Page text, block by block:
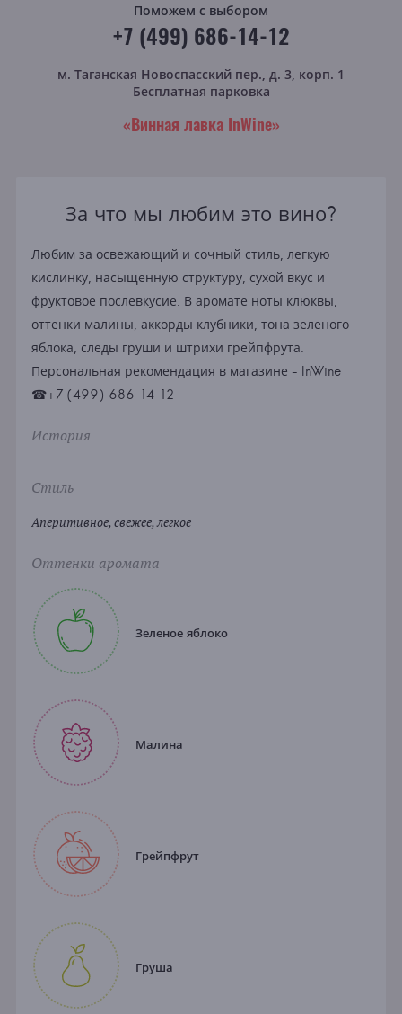
Поможем с выбором
+7 (499) 686-14-12
м. Таганская Новоспасский пер., д. 3, корп. 1
Бесплатная парковка
«Винная лавка InWine»
За что мы любим это вино?
Любим за освежающий и сочный стиль, легкую
кислинку, насыщенную структуру, сухой вкус и
фруктовое послевкусие. В аромате ноты клюквы,
оттенки малины, аккорды клубники, тона зеленого
яблока, следы груши и штрихи грейпфрута.
Персональная рекомендация в магазине - InWine
☎+7 (499) 686-14-12
История
Стиль
Аперитивное, свежее, легкое
Оттенки аромата
Зеленое яблоко
Малина
Грейпфрут
Груша